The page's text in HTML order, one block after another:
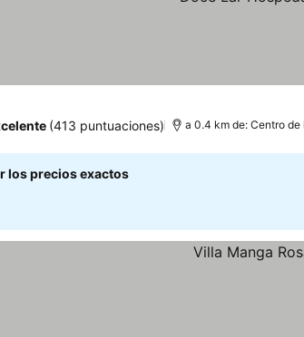
(413 puntuaciones) a 0.4 km de: Centro de
los precios exactos